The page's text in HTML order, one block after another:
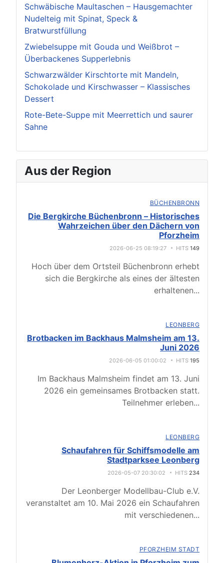
Schwäbische Maultaschen – Hausgemachter
Nudelteig mit Spinat, Speck &
Bratwurstfüllung
Zwiebelsuppe mit Gouda und Weißbrot –
Überbackenes Supperlebnis
Schwarzwälder Kirschtorte mit Mandeln,
Schokolade und Kirschwasser – Klassisches
Dessert
Rote-Bete-Suppe mit Meerrettich und saurer
Sahne
Aus der Region
BÜCHENBRONN
Die Bergkirche Büchenbronn – Historisches
Wahrzeichen über den Dächern von
Pforzheim
2026-06-25 08:19:27 HITS 149
Hoch über dem Ortsteil Büchenbronn erhebt
sich die Bergkirche als eines der ältesten
erhaltenen...
LEONBERG
Brotbacken im Backhaus Malmsheim am 13.
Juni 2026
2026-06-05 01:00:02 HITS 195
Im Backhaus Malmsheim findet am 13. Juni
2026 ein gemeinsames Brotbacken statt.
Teilnehmer erleben...
LEONBERG
Schaufahren für Schiffsmodelle am
Stadtparksee Leonberg
2026-05-07 20:30:02 HITS 234
Der Leonberger Modellbau-Club e.V.
veranstaltet am 10. Mai 2026 ein Schaufahren
mit verschiedenen...
PFORZHEIM STADT